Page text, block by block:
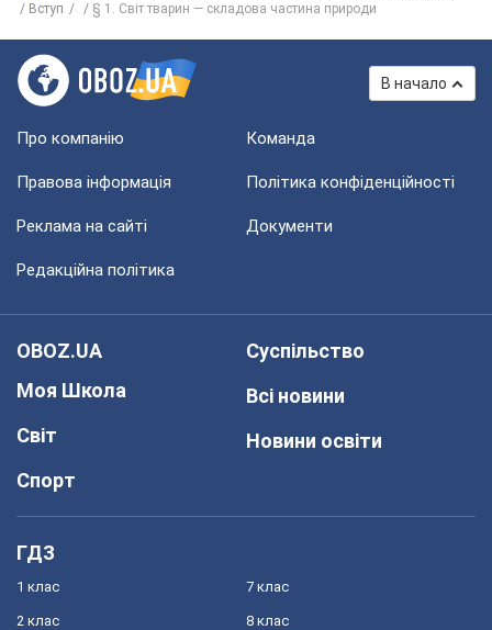
Вступ
§ 1. Світ тварин — складова частина природи
В начало
Про компанію Команда
Правова інформація Політика конфіденційності
Реклама на сайті Документи
Редакційна політика
OBOZ.UA
Моя Школа
Світ
Спорт
Суспільство
Всі новини
Новини освіти
ГДЗ
1 клас
2 клас
7 клас
8 клас